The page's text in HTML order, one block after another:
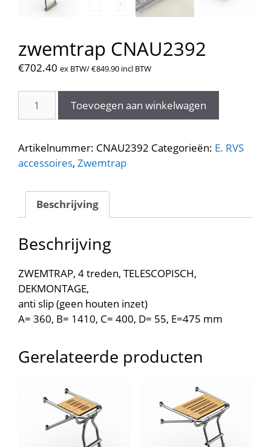
zwemtrap CNAU2392
€702.40 ex BTW/€849.90 incl BTW
CNAU2392
Toevoegen aan winkelwagen
Artikelnummer: CNAU2392 Categorieën: E. RVS
accessoires, Zwemtrap
Beschrijving
Beschrijving
ZWEMTRAP, 4 treden, TELESCOPISCH,
DEKMONTAGE,
anti slip (geen houten inzet)
A= 360, B= 1410, C= 400, D= 55, E=475 mm
Gerelateerde producten